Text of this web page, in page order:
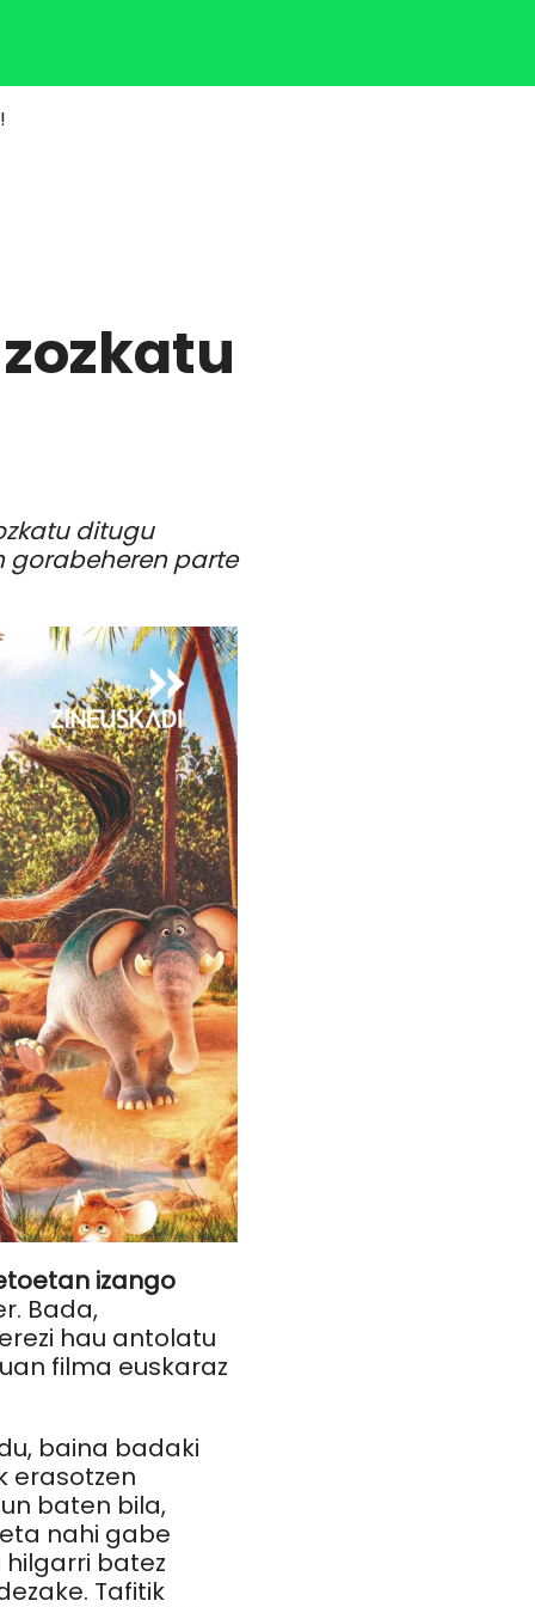
ditugu
gorabeheren parte
izango
Bada,
hau antolatu
filma euskaraz
baina badaki
erasotzen
baten bila,
nahi gabe
batez
Tafitik